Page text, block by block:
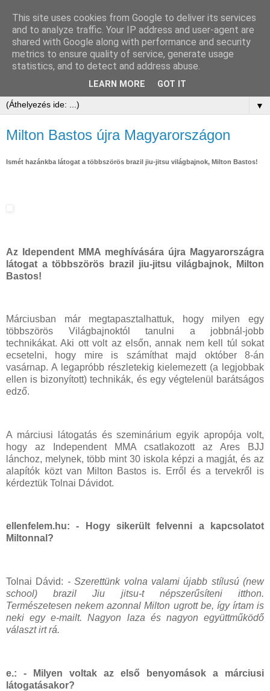
▼
Milton Bastos újra Magyarországon
Ismét hazánkba látogat a többszörös brazil jiu-jitsu világbajnok, Milton Bastos!
Az Idependent MMA meghívására újra Magyarországra
látogat a többszörös brazil jiu-jitsu világbajnok, Milton
Bastos!
Márciusban már megtapasztalhattuk, hogy milyen egy
többszörös Világbajnoktól tanulni a jobbnál-jobb
technikákat. Aki ott volt az elsőn, annak nem kell túl sokat
ecsetelni, hogy mire is számíthat majd október 8-án
vasárnap. A legapróbb részletekig kielemezett (a legjobbak
ellen is bizonyított) technikák, és egy végtelenül barátságos
edző.
A márciusi látogatás és szeminárium egyik apropója volt,
hogy az Independent MMA csatlakozott az Ares BJJ
lánchoz, melynek, több mint 30 iskola képzi a magját, és az
alapítók közt van Milton Bastos is. Erről és a tervekről is
kérdeztük Tolnai Dávidot.
ellenfelem.hu: - Hogy sikerült felvenni a kapcsolatot
Miltonnal?
Tolnai Dávid: -Szerettünk volna valami újabb stílusú (new
school) brazil Jiu jitsu-t népszerűsíteni itthon.
Természetesen nekem azonnal Milton ugrott be, így írtam is
neki egy e-mailt. Nagyon laza és nagyon együttműködő
választ irt rá.
e.: - Milyen voltak az első benyomások a márciusi
látogatásakor?
This site uses cookies from Google to deliver its services
and to analyze traffic. Your IP address and user-agent are
shared with Google along with performance and security
metrics to ensure quality of service, generate usage
statistics, and to detect and address abuse.
LEARN MORE GOT IT